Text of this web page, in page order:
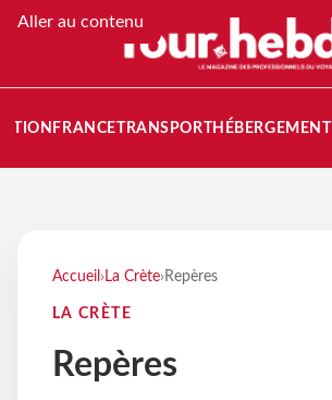
Aller au contenu
FRANCETRANSPORT HÉBERGEMENT
Accueil › La Crète› Repères
LA CRÈTE
Repères